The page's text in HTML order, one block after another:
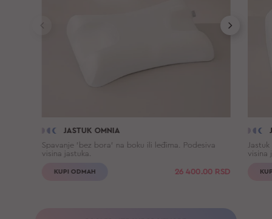
JASTUK OMNIA
Spavanje 'bez bora' na boku ili leđima. Podesiva
visina jastuka.
KUPI ODMAH 26 400.00 RSD
visina